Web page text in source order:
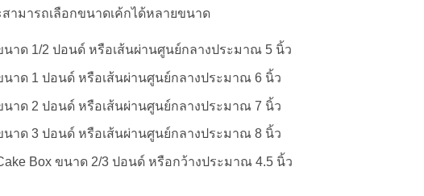
สามารถเลือกขนาดเค้กได้หลายขนาด
นาด 1/2 ปอนด์ หรือเส้นผ่านศูนย์กลางประมาณ 5 นิ้ว
นาด 1 ปอนด์ หรือเส้นผ่านศูนย์กลางประมาณ 6 นิ้ว
นาด 2 ปอนด์ หรือเส้นผ่านศูนย์กลางประมาณ 7 นิ้ว
นาด 3 ปอนด์ หรือเส้นผ่านศูนย์กลางประมาณ 8 นิ้ว
Box ขนาด 2/3 ปอนด์ หรือกว้างประมาณ 4.5 นิ้ว